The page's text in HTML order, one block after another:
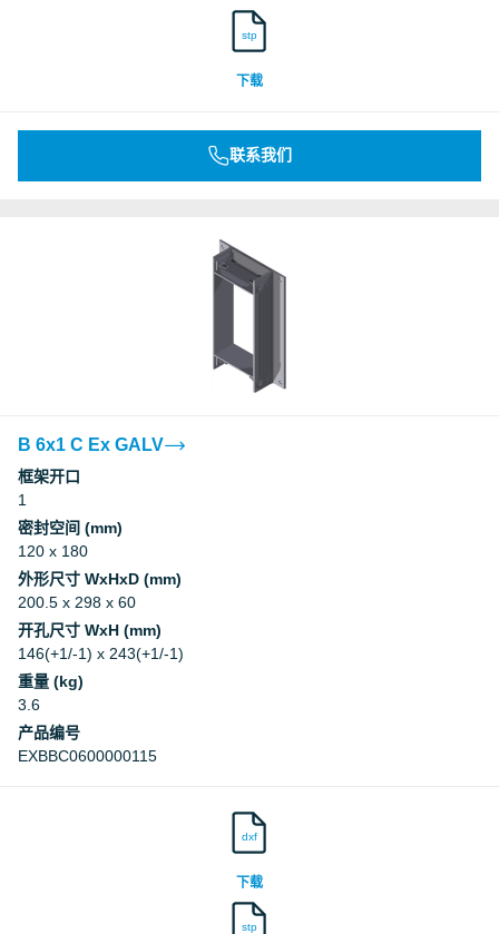
stp
下载
联系我们
B 6x1 C Ex GALV
框架开口
1
密封空间 (mm)
120 x 180
外形尺寸 WxHxD (mm)
200.5 x 298 x 60
开孔尺寸 WxH (mm)
146(+1/-1) x 243(+1/-1)
重量 (kg)
3.6
产品编号
EXBBC0600000115
dxf
下载
stp